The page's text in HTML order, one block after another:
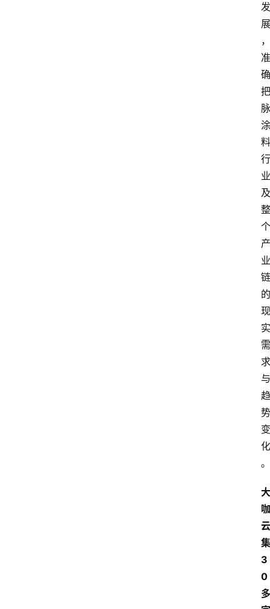
发
展
，
准
确
把
脉
涂
料
行
业
及
整
个
产
业
链
的
现
实
需
求
与
趋
势
变
化
。
大
咖
云
集
3
0
多